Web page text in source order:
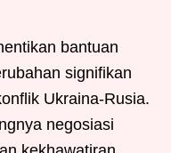
bantuan
signifikan
Ukraina-Rusia.
negosiasi